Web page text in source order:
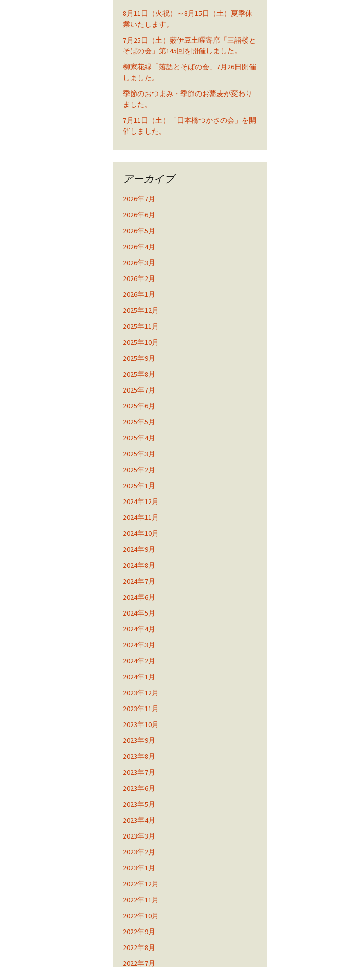
8月11日（火祝）～8月15日（土）夏季休
業いたします。
7月25日（土）薮伊豆土曜寄席「三語楼と
そばの会」第145回を開催しました。
柳家花緑「落語とそばの会」7月26日開催
しました。
季節のおつまみ・季節のお蕎麦が変わり
ました。
7月11日（土）「日本橋つかさの会」を開
催しました。
アーカイブ
2026年7月
2026年6月
2026年5月
2026年4月
2026年3月
2026年2月
2026年1月
2025年12月
2025年11月
2025年10月
2025年9月
2025年8月
2025年7月
2025年6月
2025年5月
2025年4月
2025年3月
2025年2月
2025年1月
2024年12月
2024年11月
2024年10月
2024年9月
2024年8月
2024年7月
2024年6月
2024年5月
2024年4月
2024年3月
2024年2月
2024年1月
2023年12月
2023年11月
2023年10月
2023年9月
2023年8月
2023年7月
2023年6月
2023年5月
2023年4月
2023年3月
2023年2月
2023年1月
2022年12月
2022年11月
2022年10月
2022年9月
2022年8月
2022年7月